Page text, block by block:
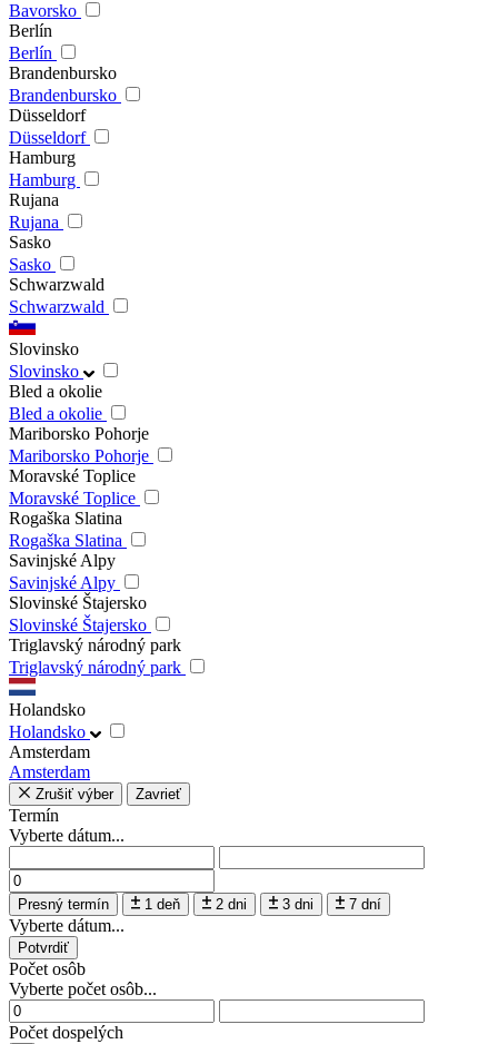
Bavorsko
Berlín
Berlín
Brandenbursko
Brandenbursko
Düsseldorf
Düsseldorf
Hamburg
Hamburg
Rujana
Rujana
Sasko
Sasko
Schwarzwald
Schwarzwald
Slovinsko
Slovinsko
Bled a okolie
Bled a okolie
Mariborsko Pohorje
Mariborsko Pohorje
Moravské Toplice
Moravské Toplice
Rogaška Slatina
Rogaška Slatina
Savinjské Alpy
Savinjské Alpy
Slovinské Štajersko
Slovinské Štajersko
Triglavský národný park
Triglavský národný park
Holandsko
Holandsko
Amsterdam
Amsterdam
Zrušiť výber Zavrieť
Termín
Vyberte dátum...
Presný termín 1 deň 2 dni 3 dni 7 dní
Vyberte dátum...
Potvrdiť
Počet osôb
Vyberte počet osôb...
Počet dospelých